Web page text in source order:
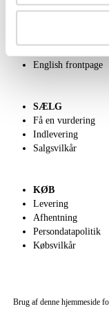
OM OS
English frontpage
SÆLG
Få en vurdering
Indlevering
Salgsvilkår
KØB
Levering
Afhentning
Persondatapolitik
Købsvilkår
Brug af denne hjemmeside